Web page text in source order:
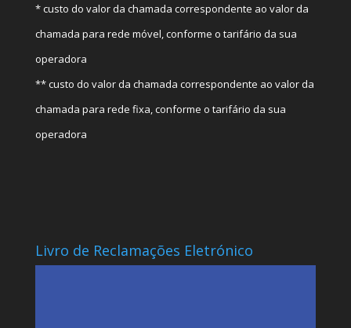
* custo do valor da chamada correspondente ao valor da
chamada para rede móvel, conforme o tarifário da sua
operadora
** custo do valor da chamada correspondente ao valor da
chamada para rede fixa, conforme o tarifário da sua
operadora
Livro de Reclamações Eletrónico